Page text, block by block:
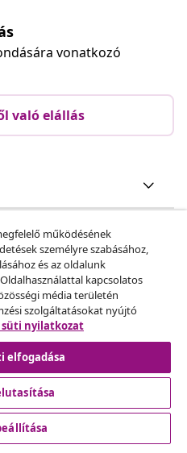
vonatkozó
való elállás
működésének
személyre szabásához,
és az oldalunk
kapcsolatos
média területén
szolgáltatásokat nyújtó
süti nyilatkozat
elfogadása